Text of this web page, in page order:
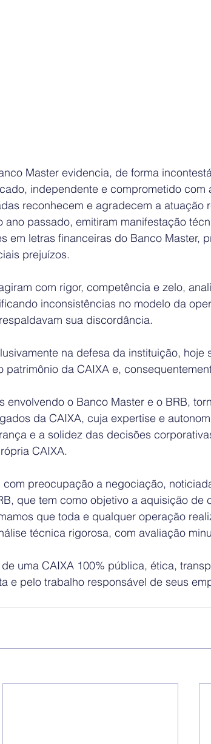
Master evidencia, de forma
independente e comprometido com
reconhecem e agradecem a atuação
ano passado, emitiram manifestação
em letras financeiras do Banco Master,
prejuízos.
com rigor, competência e zelo,
inconsistências no modelo da
sua discordância.
na defesa da instituição, hoje
patrimônio da CAIXA e,
envolvendo o Banco Master e o BRB,
da CAIXA, cuja expertise e
e a solidez das decisões
CAIXA.
preocupação a negociação,
que tem como objetivo a aquisição de
que toda e qualquer operação
técnica rigorosa, com avaliação
uma CAIXA 100% pública, ética,
e pelo trabalho responsável de seus